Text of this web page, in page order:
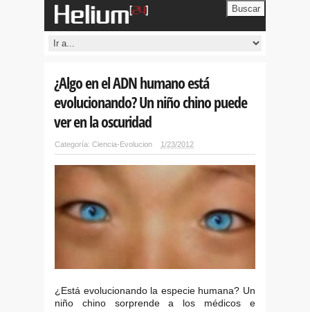
Buscar
¿Algo en el ADN humano está
evolucionando? Un niño chino puede
ver en la oscuridad
Categoría: Ciencia-Evolucion 1/23/2012
¿Está evolucionando la especie humana? Un
niño chino sorprende a los médicos e